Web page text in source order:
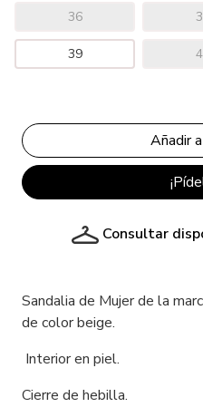
36
39
Consultar
Sandalia de Mujer de la
de color beige.
Interior en piel.
Cierre de hebilla.